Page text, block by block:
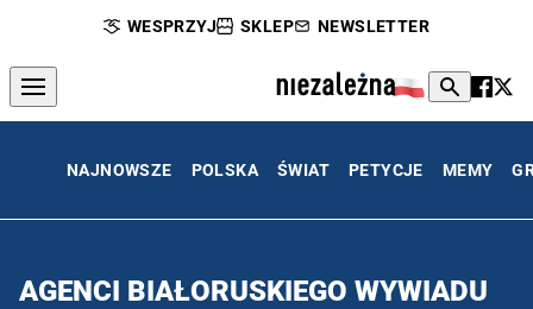
WESPRZYJ SKLEP NEWSLETTER
NAJNOWSZE POLSKA ŚWIAT PETYCJE MEMY
AGENCI BIAŁORUSKIEGO WYWIADU